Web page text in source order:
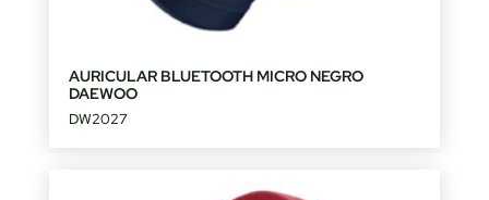
AURICULAR BLUETOOTH MICRO NEGRO
DAEWOO
DW2027